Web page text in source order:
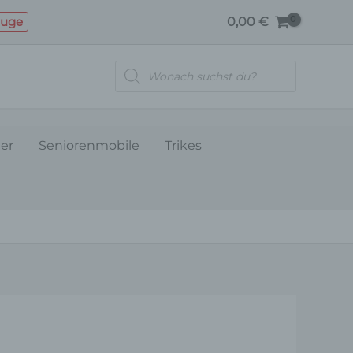
0,00 €
Products
search
Seniorenmobile Trikes